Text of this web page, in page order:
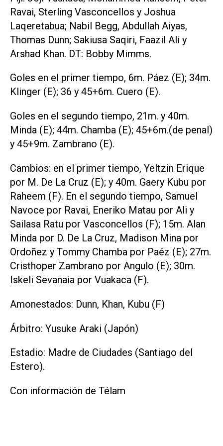
Ravai, Sterling Vasconcellos y Joshua
Laqeretabua; Nabil Begg, Abdullah Aiyas,
Thomas Dunn; Sakiusa Saqiri, Faazil Ali y
Arshad Khan. DT: Bobby Mimms.
Goles en el primer tiempo, 6m. Páez (E); 34m.
Klinger (E); 36 y 45+6m. Cuero (E).
Goles en el segundo tiempo, 21m. y 40m.
Minda (E); 44m. Chamba (E); 45+6m.(de penal)
y 45+9m. Zambrano (E).
Cambios: en el primer tiempo, Yeltzin Erique
por M. De La Cruz (E); y 40m. Gaery Kubu por
Raheem (F). En el segundo tiempo, Samuel
Navoce por Ravai, Eneriko Matau por Ali y
Sailasa Ratu por Vasconcellos (F); 15m. Alan
Minda por D. De La Cruz, Madison Mina por
Ordoñez y Tommy Chamba por Paéz (E); 27m.
Cristhoper Zambrano por Angulo (E); 30m.
Iskeli Sevanaia por Vuakaca (F).
Amonestados: Dunn, Khan, Kubu (F)
Árbitro: Yusuke Araki (Japón)
Estadio: Madre de Ciudades (Santiago del
Estero).
Con información de Télam